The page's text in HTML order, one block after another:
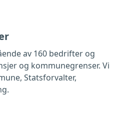
av 160 bedrifter og
og kommunegrenser. Vi
Statsforvalter,